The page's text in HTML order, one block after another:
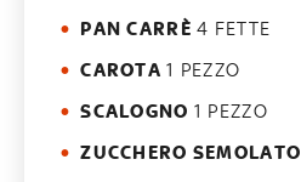
PAN CARRÈ 4 FETTE
CAROTA 1 PEZZO
SCALOGNO 1 PEZZO
ZUCCHERO SEMOLATO